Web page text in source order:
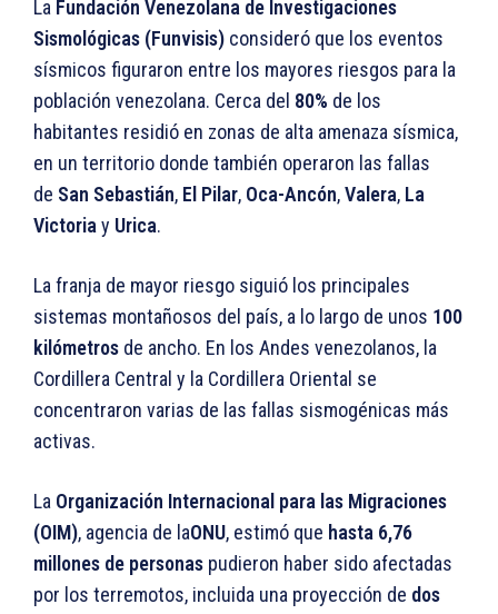
La Fundación Venezolana de Investigaciones
Sismológicas (Funvisis) consideró que los eventos
sísmicos figuraron entre los mayores riesgos para la
población venezolana. Cerca del 80% de los
habitantes residió en zonas de alta amenaza sísmica,
en un territorio donde también operaron las fallas
de San Sebastián, El Pilar, Oca-Ancón,Valera, La
Victoria y Urica.
La franja de mayor riesgo siguió los principales
sistemas montañosos del país, a lo largo de unos 100
kilómetros de ancho. En los Andes venezolanos, la
Cordillera Central y la Cordillera Oriental se
concentraron varias de las fallas sismogénicas más
activas.
La Organización Internacional para las Migraciones
(OIM), agencia de laONU, estimó que hasta 6,76
millones de personas pudieron haber sido afectadas
por los terremotos, incluida una proyección de dos